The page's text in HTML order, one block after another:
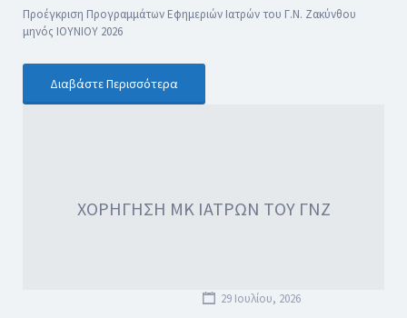
Προέγκριση Προγραμμάτων Εφημεριών Ιατρών του Γ.Ν. Ζακύνθου
μηνός ΙΟΥΝΙΟΥ 2026
Διαβάστε Περισσότερα
ΧΟΡΗΓΗΣΗ ΜΚ ΙΑΤΡΩΝ ΤΟΥ ΓΝΖ
29 Ιουλίου, 2026